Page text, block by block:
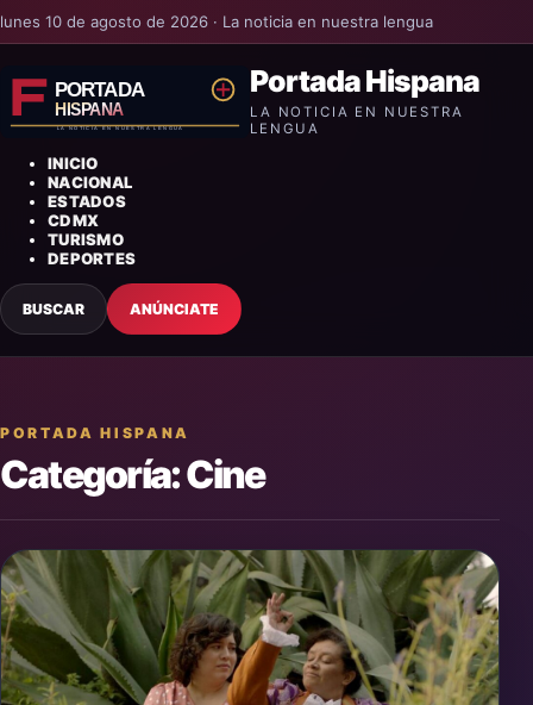
lunes 10 de agosto de 2026 · La noticia en nuestra lengua
Portada Hispana
LA NOTICIA EN NUESTRA
LENGUA
INICIO
NACIONAL
ESTADOS
CDMX
TURISMO
DEPORTES
BUSCAR ANÚNCIATE
PORTADA HISPANA
Categoría:Cine